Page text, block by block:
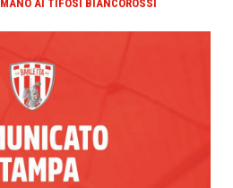
AI TIFOSI BIANCOROSSI